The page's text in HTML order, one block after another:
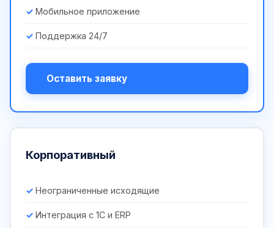
Мобильное приложение
Поддержка 24/7
Оставить заявку
Корпоративный
Неограниченные исходящие
Интеграция с 1С и ERP